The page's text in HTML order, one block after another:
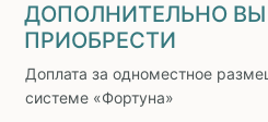
ДОПОЛНИТЕЛЬНО
ПРИОБРЕСТИ
Доплата за одноместное
системе «Фортуна»